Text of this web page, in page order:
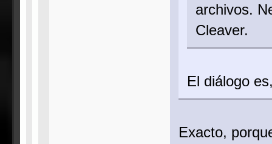
archivos.
Cleaver.
El diálogo
Exacto,